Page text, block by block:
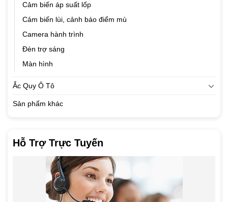
Cảm biến áp suất lốp
Cảm biến lùi, cảnh báo điểm mù
Camera hành trình
Đèn trợ sáng
Màn hình
Ắc Quy Ô Tô
Sản phẩm khác
Hỗ Trợ Trực Tuyến